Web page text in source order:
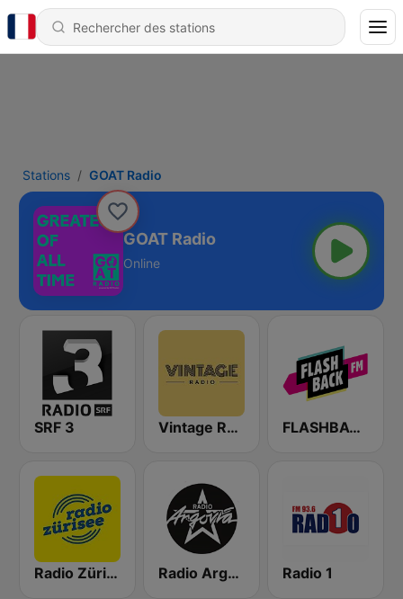
Stations GOAT Radio
GOAT Radio
Online
SRF 3 Vintage Radio FLASHBACK FM
Radio Zürisee Radio Argovia Radio 1